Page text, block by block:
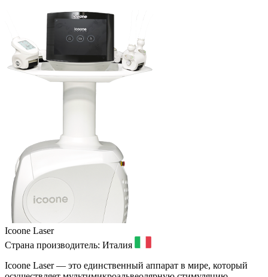
Icoone Laser
Страна производитель: Италия
Icoone Laser — это единственный аппарат в мире, который